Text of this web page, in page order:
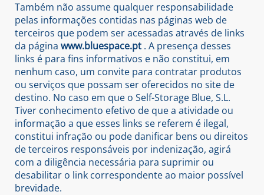
Também não assume qualquer responsabilidade
pelas informações contidas nas páginas web de
terceiros que podem ser acessadas através de links
da página www.bluespace.pt . A presença desses
links é para fins informativos e não constitui, em
nenhum caso, um convite para contratar produtos
ou serviços que possam ser oferecidos no site de
destino. No caso em que o Self-Storage Blue, S.L.
Tiver conhecimento efetivo de que a atividade ou
informação a que esses links se referem é ilegal,
constitui infração ou pode danificar bens ou direitos
de terceiros responsáveis ​​por indenização, agirá
com a diligência necessária para suprimir ou
desabilitar o link correspondente ao maior possível
brevidade.